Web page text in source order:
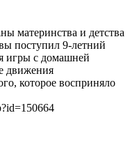
материнства и детства
поступил 9-летний
игры с домашней
движения
которое восприняло